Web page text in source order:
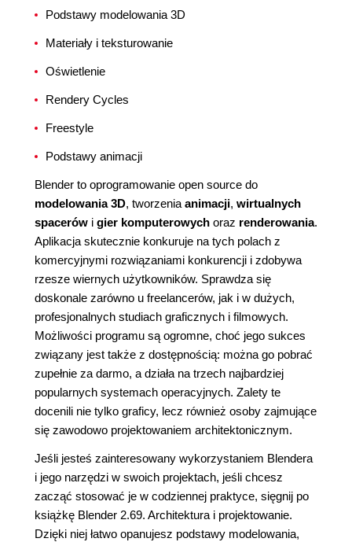
Podstawy modelowania 3D
Materiały i teksturowanie
Oświetlenie
Rendery Cycles
Freestyle
Podstawy animacji
Blender to oprogramowanie open source do
modelowania 3D, tworzenia animacji, wirtualnych
spacerów i gier komputerowych oraz renderowania.
Aplikacja skutecznie konkuruje na tych polach z
komercyjnymi rozwiązaniami konkurencji i zdobywa
rzesze wiernych użytkowników. Sprawdza się
doskonale zarówno u freelancerów, jak i w dużych,
profesjonalnych studiach graficznych i filmowych.
Możliwości programu są ogromne, choć jego sukces
związany jest także z dostępnością: można go pobrać
zupełnie za darmo, a działa na trzech najbardziej
popularnych systemach operacyjnych. Zalety te
docenili nie tylko graficy, lecz również osoby zajmujące
się zawodowo projektowaniem architektonicznym.
Jeśli jesteś zainteresowany wykorzystaniem Blendera
i jego narzędzi w swoich projektach, jeśli chcesz
zacząć stosować je w codziennej praktyce, sięgnij po
książkę Blender 2.69. Architektura i projektowanie.
Dzięki niej łatwo opanujesz podstawy modelowania,